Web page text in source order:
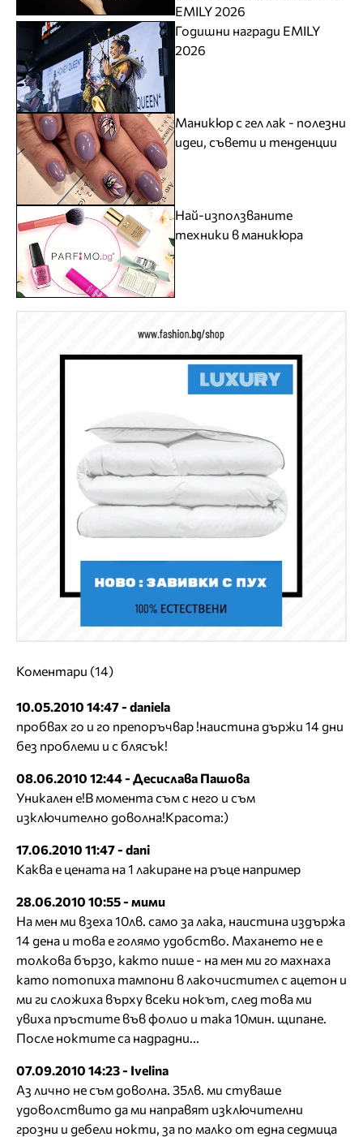
EMILY 2026
Годишни награди EMILY
2026
Маникюр с гел лак - полезни
идеи, съвети и тенденции
Най-използваните
техники в маникюра
Коментари (14)
10.05.2010 14:47 - daniela
пробвах го и го препоръчвар !наистина държи 14 дни
без проблеми и с блясък!
08.06.2010 12:44 - Десислава Пашова
Уникален е!В момента съм с него и съм
изключително доволна!Красота:)
17.06.2010 11:47 - dani
Каква е цената на 1 лакиране на ръце например
28.06.2010 10:55 - мими
На мен ми взеха 10лв. само за лака, наистина издържа
14 дена и това е голямо удобство. Махането не е
толкова бързо, както пише - на мен ми го махнаха
като потопиха тампони в лакочистител с ацетон и
ми ги сложиха върху всеки нокът, след това ми
увиха пръстите във фолио и така 10мин. щипане.
После ноктите са надрадни...
07.09.2010 14:23 - Ivelina
Аз лично не съм доволна. 35лв. ми стуваше
удоволствито да ми направят изключителни
грозни и дебели нокти, за по малко от една седмица